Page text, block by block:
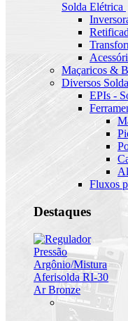
Solda Elétrica
Maçaricos &
Diversos
EPIs -
Fluxos
Destaques